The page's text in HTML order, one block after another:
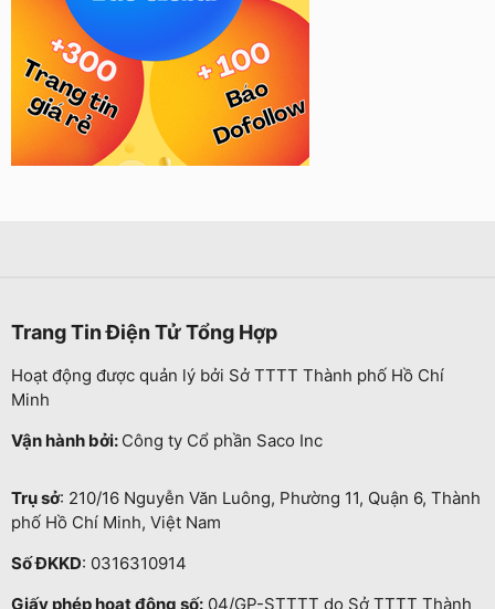
Trang Tin Điện Tử Tổng Hợp
Hoạt động được quản lý bởi Sở TTTT Thành phố Hồ Chí
Minh
Vận hành bởi: Công ty Cổ phần Saco Inc
Trụ sở: 210/16 Nguyễn Văn Luông, Phường 11, Quận 6, Thành
phố Hồ Chí Minh, Việt Nam
Số ĐKKD: 0316310914
Giấy phép hoạt động số: 04/GP-STTTT do Sở TTTT Thành